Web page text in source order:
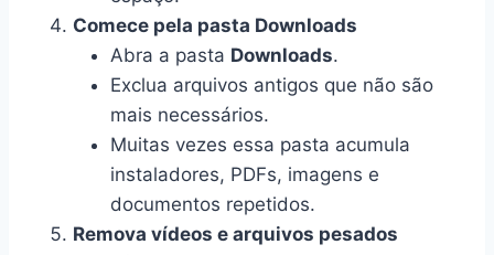
Comece pela pasta Downloads
Abra a pasta Downloads.
Exclua arquivos antigos que não são
mais necessários.
Muitas vezes essa pasta acumula
instaladores, PDFs, imagens e
documentos repetidos.
Remova vídeos e arquivos pesados